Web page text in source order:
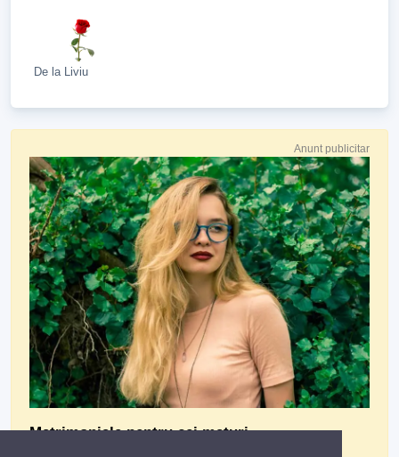
De la Liviu
Anunt publicitar
Matrimoniale pentru cei maturi